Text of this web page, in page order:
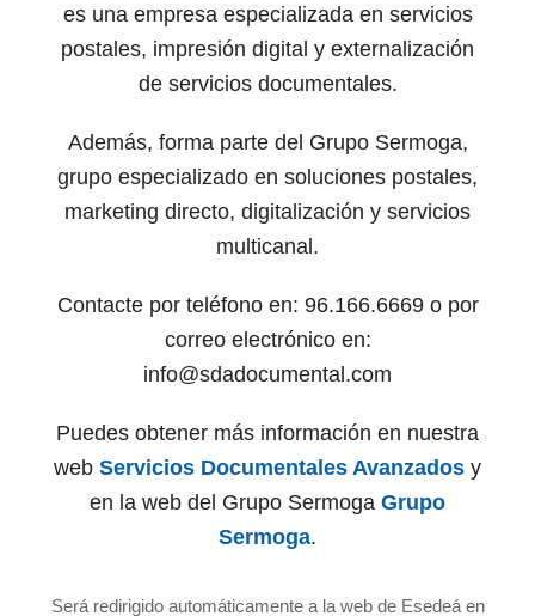
es una empresa especializada en servicios
postales, impresión digital y externalización
de servicios documentales.
Además, forma parte del Grupo Sermoga,
grupo especializado en soluciones postales,
marketing directo, digitalización y servicios
multicanal.
Contacte por teléfono en: 96.166.6669 o por
correo electrónico en:
info@sdadocumental.com
Puedes obtener más información en nuestra
web Servicios Documentales Avanzados y
en la web del Grupo Sermoga Grupo
Sermoga.
Será redirigido automáticamente a la web de Esedeá en